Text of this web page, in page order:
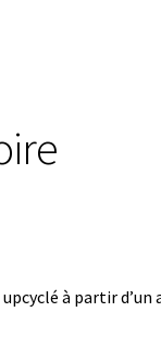
à partir d’un